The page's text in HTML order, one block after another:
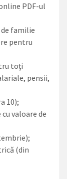
PDF-ul
familie
pentru
toți
pensii,
10);
valoare de
(din